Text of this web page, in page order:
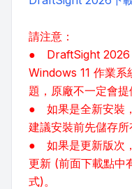
請注意：
● DraftSight 2026
Windows 11 作業系
題，原廠不一定會提
● 如果是全新安裝
建議安裝前先儲存所
● 如果是更新版次
更新 (前面下載點中
式)。